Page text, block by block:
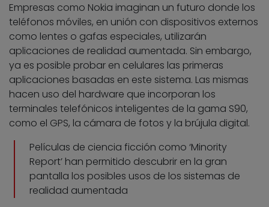
Empresas como Nokia imaginan un futuro donde los
teléfonos móviles, en unión con dispositivos externos
como lentes o gafas especiales, utilizarán
aplicaciones de realidad aumentada. Sin embargo,
ya es posible probar en celulares las primeras
aplicaciones basadas en este sistema. Las mismas
hacen uso del hardware que incorporan los
terminales telefónicos inteligentes de la gama S90,
como el GPS, la cámara de fotos y la brújula digital.
Películas de ciencia ficción como ‘Minority
Report’ han permitido descubrir en la gran
pantalla los posibles usos de los sistemas de
realidad aumentada